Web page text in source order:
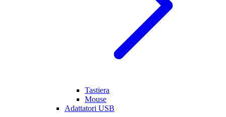
Tastiera
Mouse
Adattatori USB